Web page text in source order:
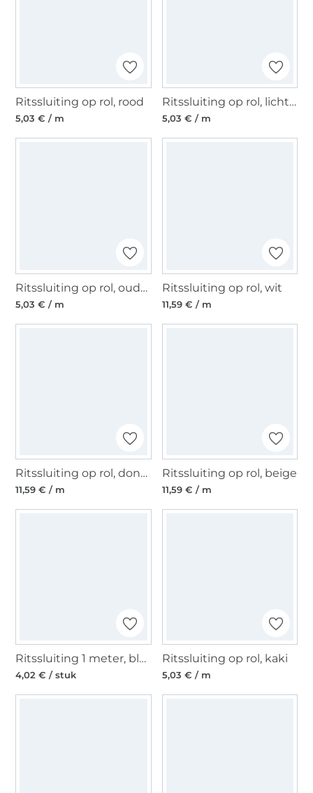
Ritssluiting op rol, rood
5,03 € / m
Ritssluiting op rol, lichtblauw
5,03 € / m
Ritssluiting op rol, oudrosé
5,03 € / m
Ritssluiting op rol, wit
11,59 € / m
Ritssluiting op rol, donkerblau
11,59 € / m
Ritssluiting op rol, beige
11,59 € / m
Ritssluiting 1 meter, blauwpaars/goudkleurig
4,02 € / stuk
Ritssluiting op rol, kaki
5,03 € / m